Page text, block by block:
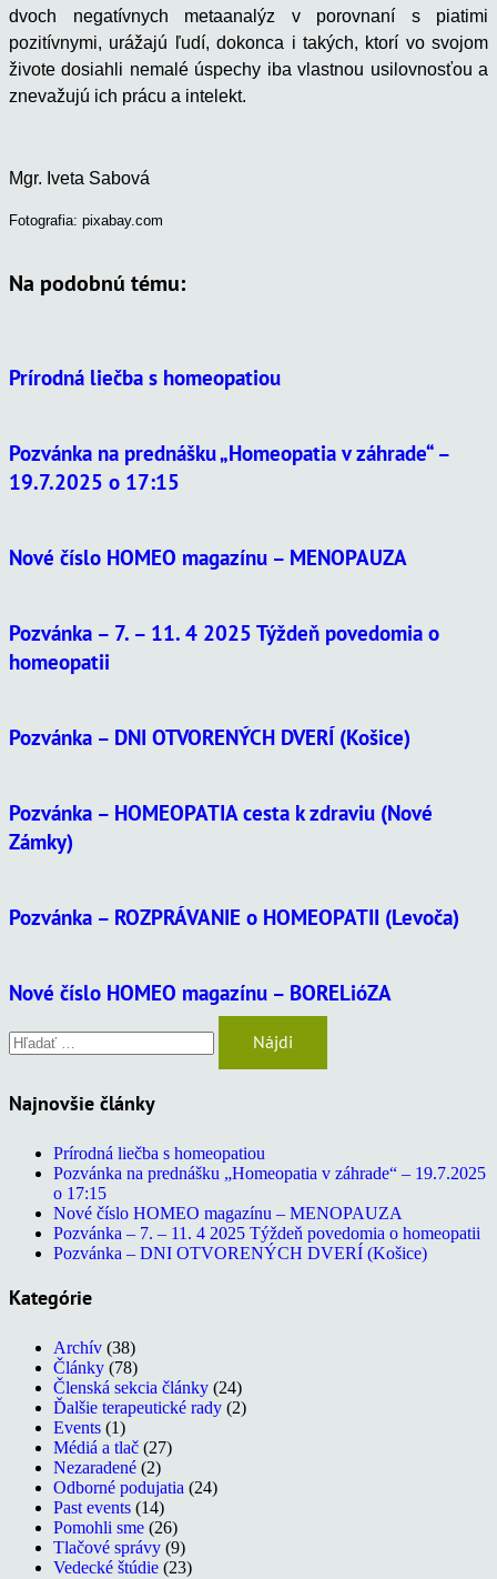
dvoch negatívnych metaanalýz v porovnaní s piatimi
pozitívnymi, urážajú ľudí, dokonca i takých, ktorí vo svojom
živote dosiahli nemalé úspechy iba vlastnou usilovnosťou a
znevažujú ich prácu a intelekt.
Mgr. Iveta Sabová
Fotografia: pixabay.com
Na podobnú tému:
Prírodná liečba s homeopatiou
Pozvánka na prednášku „Homeopatia v záhrade“ –
19.7.2025 o 17:15
Nové číslo HOMEO magazínu – MENOPAUZA
Pozvánka – 7. – 11. 4 2025 Týždeň povedomia o
homeopatii
Pozvánka – DNI OTVORENÝCH DVERÍ (Košice)
Pozvánka – HOMEOPATIA cesta k zdraviu (Nové
Zámky)
Pozvánka – ROZPRÁVANIE o HOMEOPATII (Levoča)
Nové číslo HOMEO magazínu – BORELióZA
Najnovšie články
Prírodná liečba s homeopatiou
Pozvánka na prednášku „Homeopatia v záhrade“ – 19.7.2025
o 17:15
Nové číslo HOMEO magazínu – MENOPAUZA
Pozvánka – 7. – 11. 4 2025 Týždeň povedomia o homeopatii
Pozvánka – DNI OTVORENÝCH DVERÍ (Košice)
Kategórie
Archív (38)
Články (78)
Členská sekcia články (24)
Ďalšie terapeutické rady (2)
Events (1)
Médiá a tlač (27)
Nezaradené (2)
Odborné podujatia (24)
Past events (14)
Pomohli sme (26)
Tlačové správy (9)
Vedecké štúdie (23)